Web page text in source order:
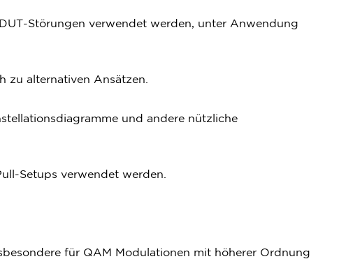
Störungen verwendet werden, unter Anwendung
zu alternativen Ansätzen.
und andere nützliche
Setups verwendet werden.
für QAM Modulationen mit höherer Ordnung